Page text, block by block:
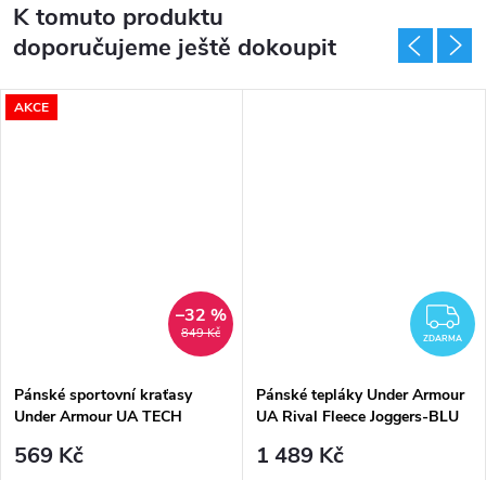
K tomuto produktu
doporučujeme ještě dokoupit
AKCE
849 Kč
–32 %
Pánské sportovní kraťasy
Under Armour UA TECH
tmavě modré
569 Kč
ZDARMA
Pánské tepláky Under Armour
UA Rival Fleece Joggers-BLU
1 489 Kč